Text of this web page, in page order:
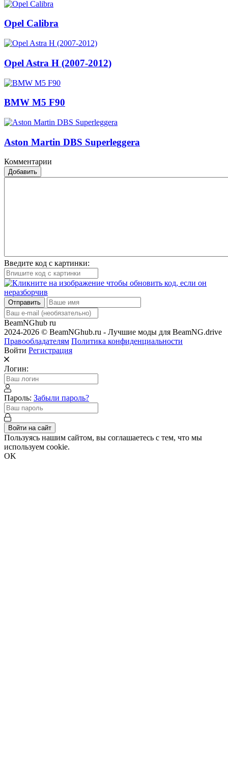
Opel Calibra
Opel Astra H (2007-2012)
BMW M5 F90
Aston Martin DBS Superleggera
Комментарии
Добавить
Введите код с картинки:
Отправить
BeamNGhub ru
2024-2026 © BeamNGhub.ru - Лучшие моды для BeamNG.drive
Правообладателям Политика конфиденциальности
Войти Регистрация
Логин:
Пароль: Забыли пароль?
Войти на сайт
Пользуясь нашим сайтом, вы соглашаетесь с тем, что мы
используем cookie.
OK